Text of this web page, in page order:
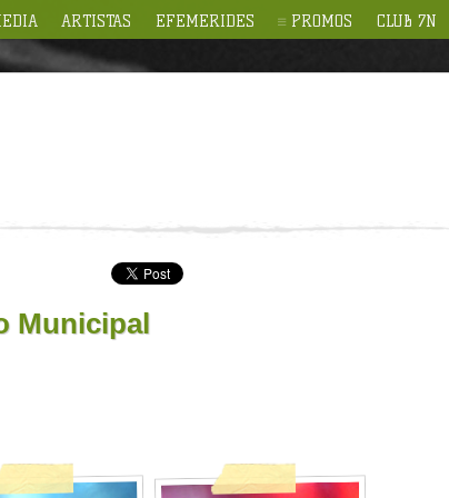
ARTISTAS EFEMERIDES PROMOS CLUB 7N
Municipal